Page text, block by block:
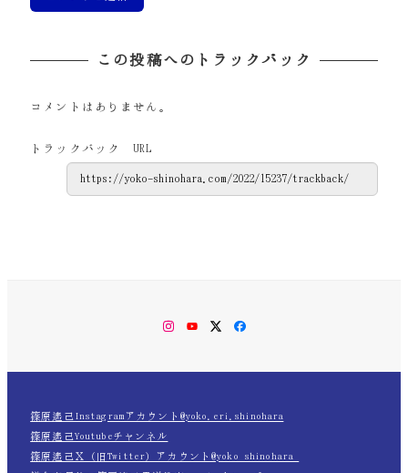
この投稿へのトラックバック
コメントはありません。
トラックバック URL
Instagram
YouTubeTwitterFacebook
篠原遙己Instagramアカウント@yoko.eri.shinohara
篠原遙己Youtubeチャンネル
篠原遙己Ｘ（旧Twitter）アカウント@yoko_shinohara_